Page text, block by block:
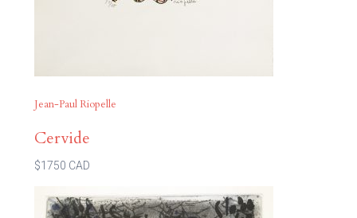
Jean-Paul Riopelle
Cervide
$1750 CAD